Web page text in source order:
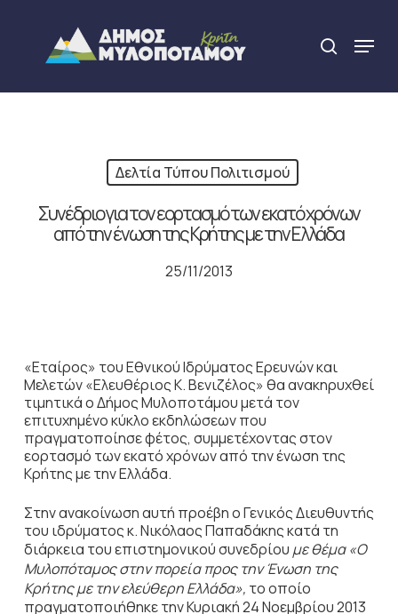
content
search
Menu
Δελτία Τύπου Πολιτισμού
Συνέδριο για τον εορτασμό των εκατό χρόνων
από την ένωση της Κρήτης με την Ελλάδα
25/11/2013
«Εταίρος» του Εθνικού Ιδρύματος Ερευνών και
Μελετών «Ελευθέριος Κ. Βενιζέλος» θα ανακηρυχθεί
τιμητικά ο Δήμος Μυλοποτάμου μετά τον
επιτυχημένο κύκλο εκδηλώσεων που
πραγματοποίησε φέτος, συμμετέχοντας στον
εορτασμό των εκατό χρόνων από την ένωση της
Κρήτης με την Ελλάδα.
Στην ανακοίνωση αυτή προέβη ο Γενικός Διευθυντής
του ιδρύματος κ. Νικόλαος Παπαδάκης κατά τη
διάρκεια του επιστημονικού συνεδρίου με θέμα «Ο
Μυλοπόταμος στην πορεία προς την Ένωση της
Κρήτης με την ελεύθερη Ελλάδα», το οποίο
πραγματοποιήθηκε την Κυριακή 24 Νοεμβρίου 2013
Close